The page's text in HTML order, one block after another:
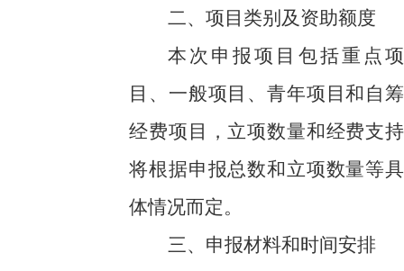
二、项目类别及资助额度
本次申报项目包括重点项
目、一般项目、青年项目和自筹
经费项目，立项数量和经费支持
将根据申报总数和立项数量等具
体情况而定。
三、申报材料和时间安排